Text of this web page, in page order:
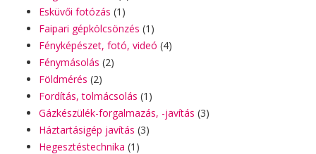
Esküvői fotózás (1)
Faipari gépkölcsönzés (1)
Fényképészet, fotó, videó (4)
Fénymásolás (2)
Földmérés (2)
Fordítás, tolmácsolás (1)
Gázkészülék-forgalmazás, -javítás (3)
Háztartásigép javítás (3)
Hegesztéstechnika (1)